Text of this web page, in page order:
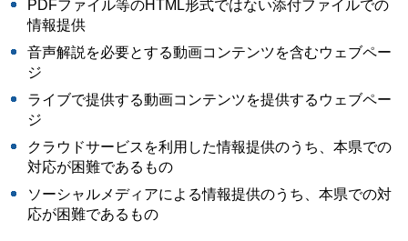
PDFファイル等のHTML形式ではない添付ファイルでの
情報提供
音声解説を必要とする動画コンテンツを含むウェブペー
ジ
ライブで提供する動画コンテンツを提供するウェブペー
ジ
クラウドサービスを利用した情報提供のうち、本県での
対応が困難であるもの
ソーシャルメディアによる情報提供のうち、本県での対
応が困難であるもの